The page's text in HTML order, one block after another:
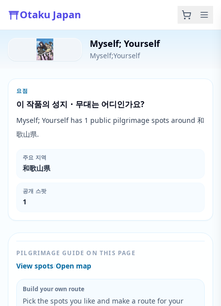
Otaku Japan
Myself; Yourself
Myself;Yourself
요점
이 작품의 성지・무대는 어디인가요?
Myself; Yourself has 1 public pilgrimage spots around 和
歌山県.
주요 지역
和歌山県
공개 스팟
1
PILGRIMAGE GUIDE ON THIS PAGE
View spots/Open map
Build your own route
Pick the spots you like and make a route for your